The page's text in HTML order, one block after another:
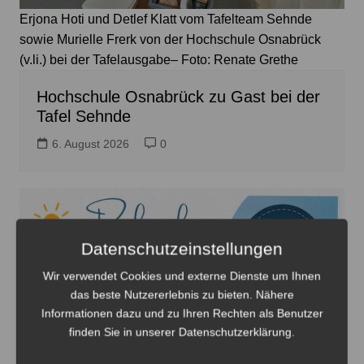
Erjona Hoti und Detlef Klatt vom Tafelteam Sehnde
sowie Murielle Frerk von der Hochschule Osnabrück
(v.li.) bei der Tafelausgabe– Foto: Renate Grethe
Hochschule Osnabrück zu Gast bei der
Tafel Sehnde
6. August 2026 0
Datenschutzeinstellungen
Wir verwendet Cookies und externe Dienste um Ihnen
das beste Nutzererlebnis zu bieten. Nähere
Informationen dazu und zu Ihren Rechten als Benutzer
finden Sie in unserer Datenschutzerklärung.